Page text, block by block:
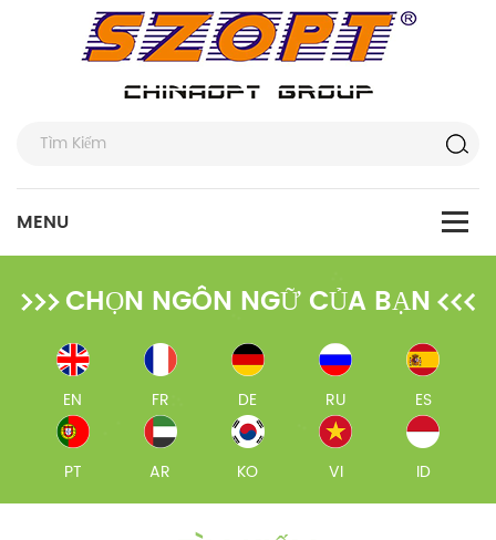
CHỌN NGÔN NGỮ CỦA BẠN
EN FR DE RU ES
PT AR KO VI ID